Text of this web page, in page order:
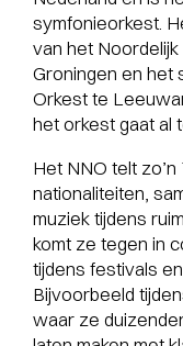
symfonieorkest.
van het
Groningen en het
Orkest te
het orkest gaat al
Het NNO telt
nationaliteiten,
muziek tijdens
komt ze tegen in
tijdens festivals
Bijvoorbeeld
waar ze